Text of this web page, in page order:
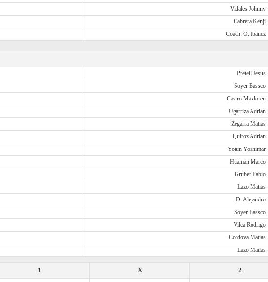
Vidales Johnny
Cabrera Kenji
Coach: O. Ibanez
Pretell Jesus
Soyer Bassco
Castro Maxloren
Ugarriza Adrian
Zegarra Matias
Quiroz Adrian
Yotun Yoshimar
Huaman Marco
Gruber Fabio
Lazo Matias
D. Alejandro
Soyer Bassco
Vilca Rodrigo
Cordova Matias
Lazo Matias
2
X
1